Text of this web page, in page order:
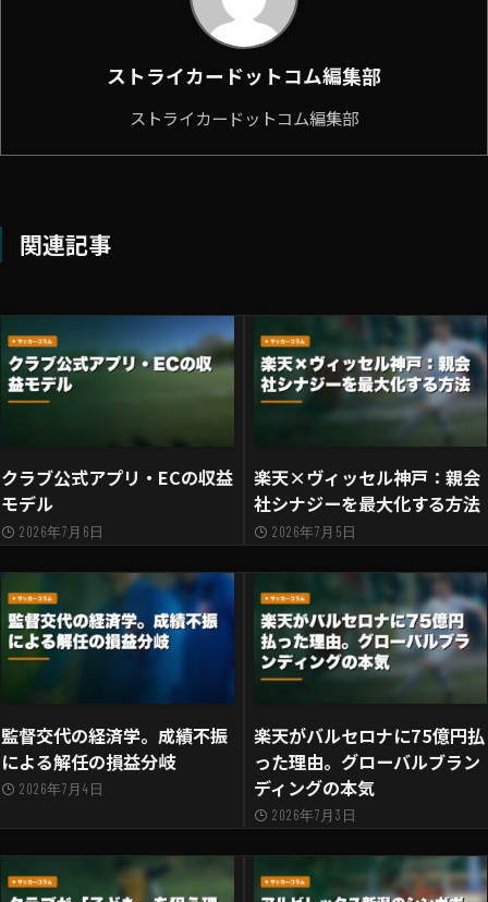
ストライカードットコム編集部
ストライカードットコム編集部
関連記事
クラブ公式アプリ・ECの収益
モデル
2026年7月6日
楽天×ヴィッセル神戸：親会
社シナジーを最大化する方法
2026年7月5日
監督交代の経済学。成績不振
による解任の損益分岐
2026年7月4日
楽天がバルセロナに75億円払
った理由。グローバルブラン
ディングの本気
2026年7月3日